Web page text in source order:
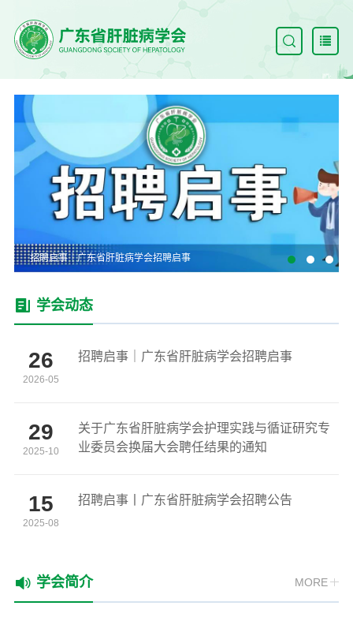
｜广东省肝脏病学会招聘启事
学会动态
26
2026-05
招聘启事｜广东省肝脏病学会招聘启事
29
2025-10
关于广东省肝脏病学会护理实践与循证研究专
业委员会换届大会聘任结果的通知
15
2025-08
招聘启事丨广东省肝脏病学会招聘公告
学会简介 MORE